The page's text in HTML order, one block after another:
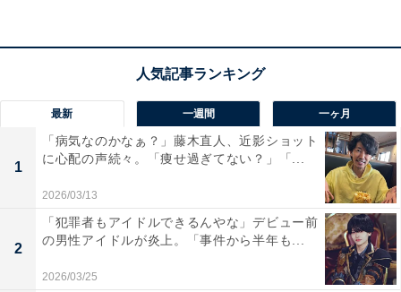
最新 一週間 一ヶ月
1
「病気なのかなぁ？」藤木直人、近影ショット
に心配の声続々。「痩せ過ぎてない？」「...
2026/03/13
2
「犯罪者もアイドルできるんやな」デビュー前
の男性アイドルが炎上。「事件から半年も...
2026/03/25